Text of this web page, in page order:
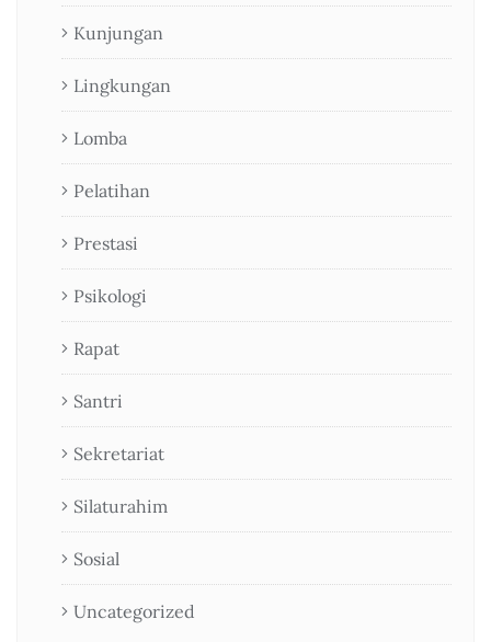
Kunjungan
Lingkungan
Lomba
Pelatihan
Prestasi
Psikologi
Rapat
Santri
Sekretariat
Silaturahim
Sosial
Uncategorized